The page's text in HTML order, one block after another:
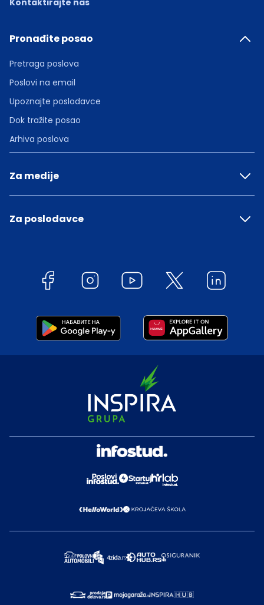
Pronađite posao
Pretraga poslova
Poslovi na email
Upoznajte poslodavce
Dok tražite posao
Arhiva poslova
Za medije
Za poslodavce